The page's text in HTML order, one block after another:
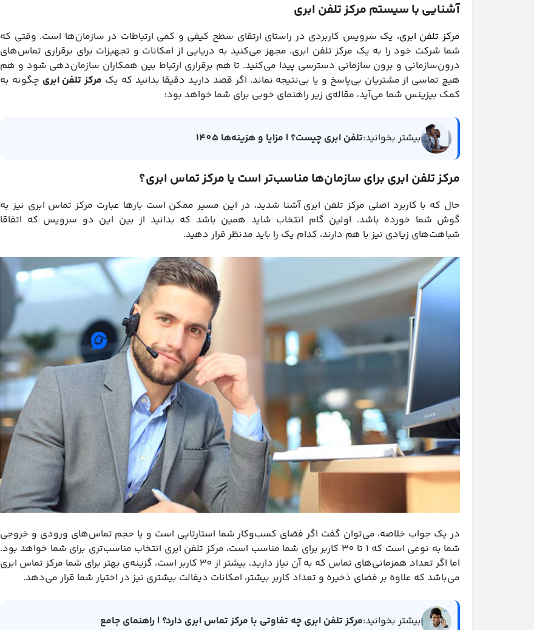
آشنایی با سیستم مرکز تلفن ابری
مرکز تلفن ابری، یک سرویس کاربردی در راستای ارتقای سطح کیفی و کمی ارتباطات در سازمان‌ها است. وقتی که
شما شرکت خود را به یک مرکز تلفن ابری، مجهز می‌کنید به دریایی از امکانات و تجهیزات برای برقراری تماس‌های
درون‌سازمانی و برون سازمانی دسترسی پیدا می‌کنید. تا هم برقراری ارتباط بین همکاران سازمان‌دهی شود و هم
هیچ تماسی از مشتریان بی‌پاسخ و یا بی‌نتیجه نماند. اگر قصد دارید دقیقا بدانید که یک مرکز تلفن ابری چگونه به
کمک بیزینس شما می‌آید، مقاله‌ی زیر راهنمای خوبی برای شما خواهد بود؛
بیشتر بخوانید:تلفن ابری چیست؟ | مزایا و هزینه‌ها 1405
مرکز تلفن ابری برای سازمان‌ها مناسب‌تر است یا مرکز تماس ابری؟
حال که با کاربرد اصلی مرکز تلفن ابری آشنا شدید، در این مسیر ممکن است بارها عبارت مرکز تماس ابری نیز به
گوش شما خورده باشد. اولین گام انتخاب شاید همین باشد که بدانید از بین این دو سرویس که اتفاقا
شباهت‌های زیادی نیز با هم دارند، کدام یک را باید مدنظر قرار دهید.
در یک جواب خلاصه، می‌توان گفت اگر فضای کسب‌وکار شما استارتاپی است و یا حجم تماس‌های ورودی و خروجی
شما به نوعی است که 1 تا 30 کاربر برای شما مناسب است، مرکز تلفن ابری انتخاب مناسب‌تری برای شما خواهد بود.
اما اگر تعداد همزمانی‌های تماس که به آن نیاز دارید، بیشتر از 30 کاربر است، گزینه‌ی بهتر برای شما مرکز تماس ابری
می‌باشد که علاوه بر فضای ذخیره و تعداد کاربر بیشتر، امکانات دیفالت بیشتری نیز در اختیار شما قرار می‌دهد.
بیشتر بخوانید:مرکز تلفن ابری چه تفاوتی با مرکز تماس ابری دارد؟ | راهنمای جامع